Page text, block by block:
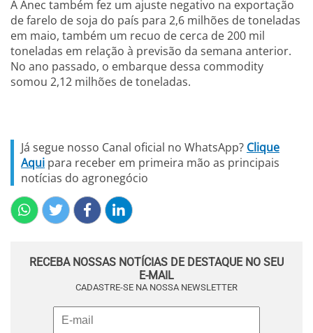
A Anec também fez um ajuste negativo na exportação
de farelo de soja do país para 2,6 milhões de toneladas
em maio, também um recuo de cerca de 200 mil
toneladas em relação à previsão da semana anterior.
No ano passado, o embarque dessa commodity
somou 2,12 milhões de toneladas.
Já segue nosso Canal oficial no WhatsApp? Clique
Aqui para receber em primeira mão as principais
notícias do agronegócio
RECEBA NOSSAS NOTÍCIAS DE DESTAQUE NO SEU
E-MAIL
CADASTRE-SE NA NOSSA NEWSLETTER